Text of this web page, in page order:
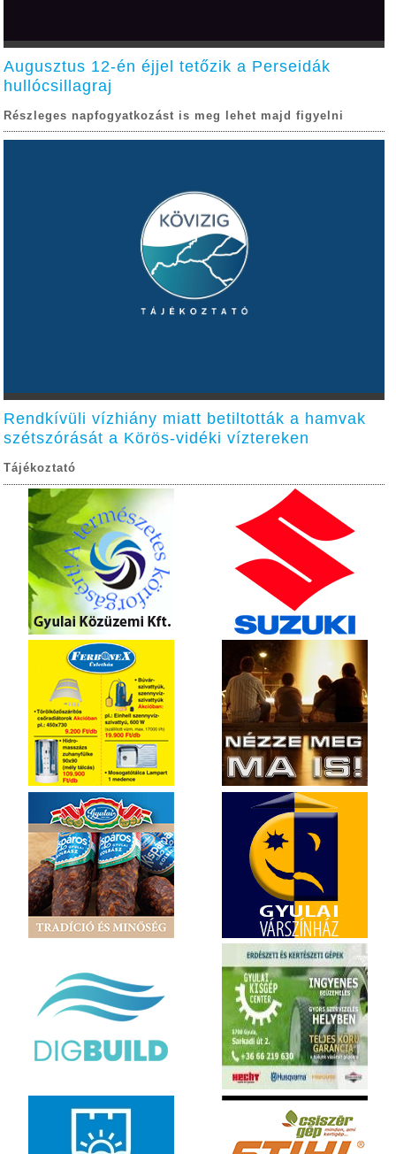
Augusztus 12-én éjjel tetőzik a Perseidák
hullócsillagraj
Részleges napfogyatkozást is meg lehet majd figyelni
Rendkívüli vízhiány miatt betiltották a hamvak
szétszórását a Körös-vidéki víztereken
Tájékoztató